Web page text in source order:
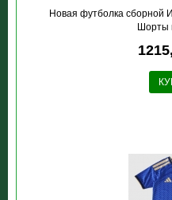
Новая футболка сборной
Шорты